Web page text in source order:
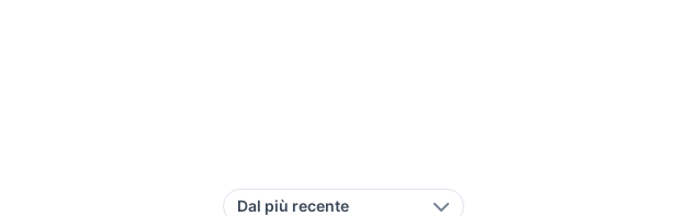
Dal più recente